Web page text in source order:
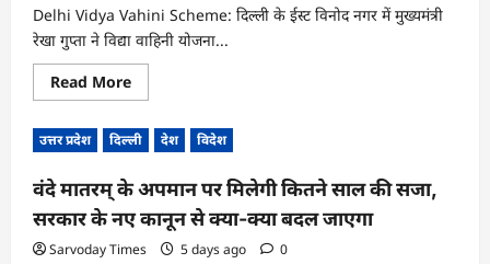
साथ
एक
अभियुक्त
Delhi Vidya Vahini Scheme: दिल्ली के ईस्ट विनोद नगर में मुख्यमंत्री
रेखा गुप्ता ने विद्या वाहिनी योजना...
Read MoreRead
more
सीएम
रेखा
की
को
साइकिल
देकर
पूछा-
उत्तर प्रदेश दिल्ली देश विदेश
वंदे मातरम् के अपमान पर मिलेगी कितने साल की सजा,
सरकार के नए कानून से क्या-क्या बदल जाएगा
Sarvoday Times 5 days ago 0